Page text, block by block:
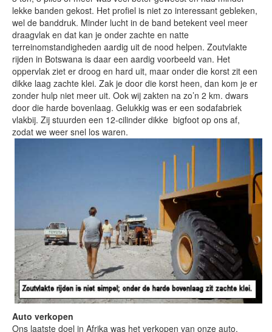
lekke banden gekost. Het profiel is niet zo interessant gebleken,
wel de banddruk. Minder lucht in de band betekent veel meer
draagvlak en dat kan je onder zachte en natte
terreinomstandigheden aardig uit de nood helpen. Zoutvlakte
rijden in Botswana is daar een aardig voorbeeld van. Het
oppervlak ziet er droog en hard uit, maar onder die korst zit een
dikke laag zachte klei. Zak je door die korst heen, dan kom je er
zonder hulp niet meer uit. Ook wij zakten na zo’n 2 km. dwars
door die harde bovenlaag. Gelukkig was er een sodafabriek
vlakbij. Zij stuurden een 12-cilinder dikke bigfoot op ons af,
zodat we weer snel los waren.
Auto verkopen
Ons laatste doel in Afrika was het verkopen van onze auto,